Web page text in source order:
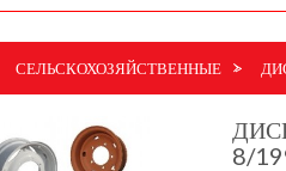
СЕЛЬСКОХОЗЯЙСТВЕННЫЕ >
8/